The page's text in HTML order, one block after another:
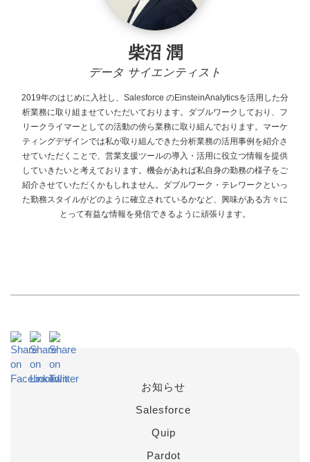
柴沼 潤
データ サイエンティスト
2019年のはじめに入社し、Salesforce のEinsteinAnalyticsを活用した分
析業務に取り組ませていただいております。ダブルワークしており、フ
リークライマーとしての活動の傍ら業務に取り組んでおります。マーケ
ティングデザインでは私が取り組んできた分析業務の活用事例を紹介さ
せていただくことで、営業支援ツールの導入・活用に役立つ情報を提供
していきたいと考えております。機会があれば私自身の勤務の様子をご
紹介させていただくかもしれません。ダブルワーク・テレワークといっ
た勤務スタイルがどのように確立されているかなど、興味がある方々に
とって有益な情報を発信できるように頑張ります。
お知らせ
Salesforce
Quip
Pardot